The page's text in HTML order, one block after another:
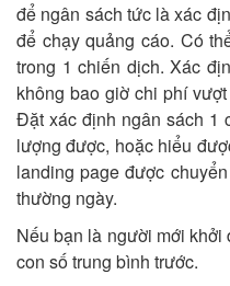
để ngân sách tức là xác
để chạy quảng cáo. Có
trong 1 chiến dịch. Xác
không bao giờ chi phí
Đặt xác định ngân sách 1
lượng được, hoặc hiểu
landing page được
thường ngày.
Nếu bạn là người mới
con số trung bình trước.